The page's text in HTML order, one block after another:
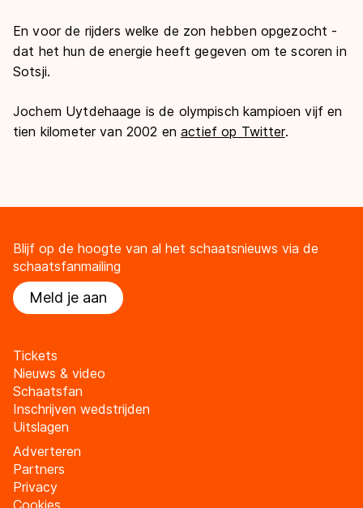
En voor de rijders welke de zon hebben opgezocht -
dat het hun de energie heeft gegeven om te scoren in
Sotsji.
Jochem Uytdehaage is de olympisch kampioen vijf en
tien kilometer van 2002 enactief op Twitter.
Blijf op de hoogte van al het schaatsnieuws via de
schaatsfanmailing
Meld je aan
Tickets
Nieuws & video
Schaatsfan
Inschrijven wedstrijden
Uitslagen
Adverteren
Partners
Privacy
Cookies